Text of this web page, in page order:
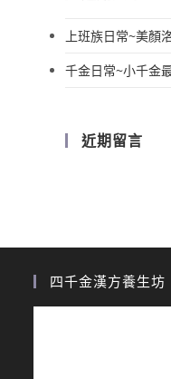
上班族日常~美顏
千金日常~小千金
近期留言
四千金漢方養生坊